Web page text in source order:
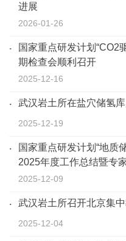
进展
2026-01-26
国家重点研发计划“CO2
期检查会顺利召开
2025-12-16
武汉岩土所在盐穴储氢
2025-12-19
国家重点研发计划“地质
2025年度工作总结暨专
2025-12-09
武汉岩土所召开北京集
2025-12-04